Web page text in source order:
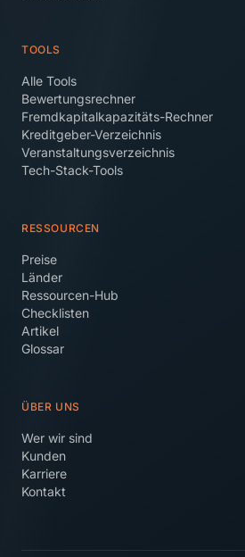
TOOLS
Alle Tools
Bewertungsrechner
Fremdkapitalkapazitäts-Rechner
Kreditgeber-Verzeichnis
Veranstaltungsverzeichnis
Tech-Stack-Tools
RESSOURCEN
Preise
Länder
Ressourcen-Hub
Checklisten
Artikel
Glossar
ÜBER UNS
Wer wir sind
Kunden
Karriere
Kontakt